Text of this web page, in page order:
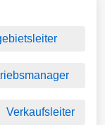
Verkaufsleiter